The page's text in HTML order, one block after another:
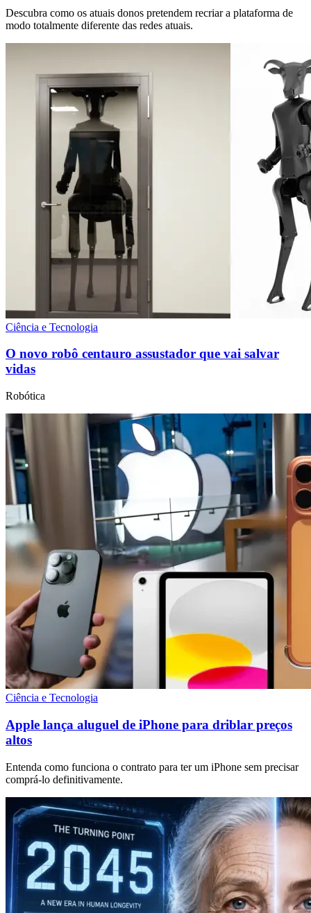
Descubra como os atuais donos pretendem recriar a plataforma de
modo totalmente diferente das redes atuais.
Ciência e Tecnologia
O novo robô centauro assustador que vai salvar
vidas
Robótica
Ciência e Tecnologia
Apple lança aluguel de iPhone para driblar preços
altos
Entenda como funciona o contrato para ter um iPhone sem precisar
comprá-lo definitivamente.